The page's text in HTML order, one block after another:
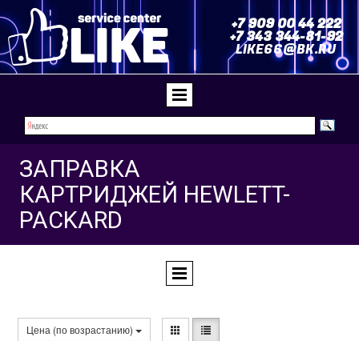
+7 909 00 44 222
+7 343 344-81-92
LIKE66@BK.RU
ЗАПРАВКА
КАРТРИДЖЕЙ HEWLETT-
PACKARD
Цена (по возрастанию)